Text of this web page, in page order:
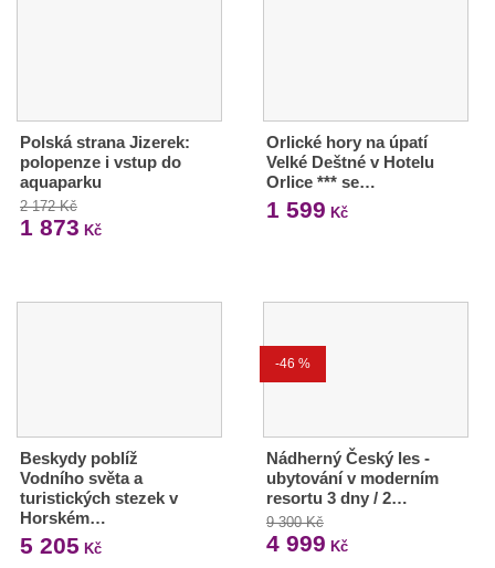
Polská strana Jizerek:
polopenze i vstup do
aquaparku
2 172 Kč
1 873 Kč
Orlické hory na úpatí
Velké Deštné v Hotelu
Orlice *** se…
1 599 Kč
Beskydy poblíž
Vodního světa a
turistických stezek v
Horském…
5 205 Kč
-46 %
Nádherný Český les -
ubytování v moderním
resortu 3 dny / 2…
9 300 Kč
4 999 Kč